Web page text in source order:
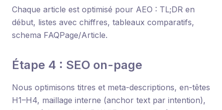
Chaque article est optimisé pour AEO : TL;DR en
début, listes avec chiffres, tableaux comparatifs,
schema FAQPage/Article.
Étape 4 : SEO on-page
Nous optimisons titres et meta-descriptions, en-têtes
H1–H4, maillage interne (anchor text par intention),